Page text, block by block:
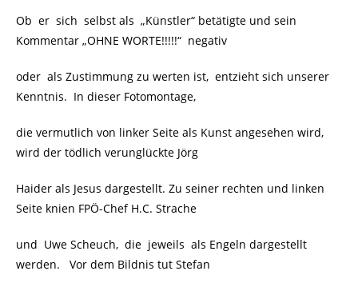
Ob er sich selbst als „Künstler“ betätigte und sein
Kommentar „OHNE WORTE!!!!!“ negativ
oder als Zustimmung zu werten ist, entzieht sich unserer
Kenntnis. In dieser Fotomontage,
die vermutlich von linker Seite als Kunst angesehen wird,
wird der tödlich verunglückte Jörg
Haider als Jesus dargestellt. Zu seiner rechten und linken
Seite knien FPÖ-Chef H.C. Strache
und Uwe Scheuch, die jeweils als Engeln dargestellt
werden. Vor dem Bildnis tut Stefan